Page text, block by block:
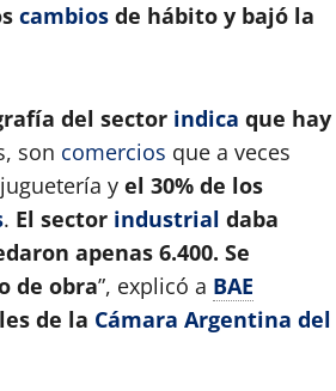
cambios de hábito y bajó la
del sector indica que hay
son comercios que a veces
y el 30% de los
. El sector industrial daba
apenas 6.400. Se
de obra”, explicó a BAE
de la Cámara Argentina del